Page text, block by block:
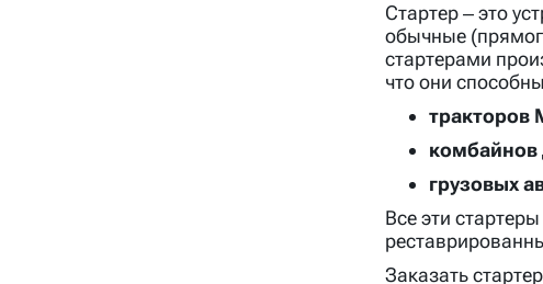
Стартер – это
обычные
стартерами
что они
тракторов
грузовых
Все эти
Заказать